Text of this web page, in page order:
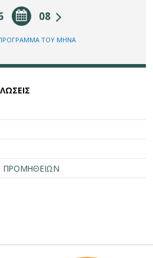
08
ΠΡΟΓΡΑΜΜΑ ΤΟΥ ΜΗΝΑ
ΠΡΟΜΗΘΕΙΩΝ